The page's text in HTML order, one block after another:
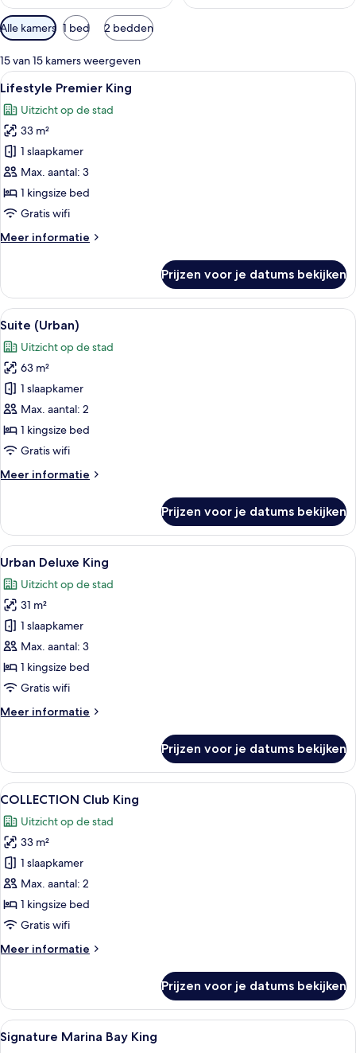
Beschikbare
filters
voor
kamers
Alle kamers 1 bed 2 bedden
15 van 15 kamers weergeven
Alle
foto's
voor
Lifestyle
Premier
King
laden
Een moderne hotelkamer met een
3
Lifestyle Premier King
Uitzicht op de stad
33 m²
1 slaapkamer
Max. aantal: 3
1 kingsize bed
Gratis wifi
Meer informatie
Meer
Premier
King
Prijzen voor je datums bekijken
Alle
foto's
voor
Suite
(Urban)
laden
Een moderne hotelkamer met een
8
Suite (Urban)
Uitzicht op de stad
63 m²
1 slaapkamer
Max. aantal: 2
1 kingsize bed
Gratis wifi
Meer informatie
Meer
(Urban)
Prijzen voor je datums bekijken
Alle
foto's
voor
Urban
Deluxe
King
laden
Een moderne hotelkamer met een
4
Urban Deluxe King
Uitzicht op de stad
31 m²
1 slaapkamer
Max. aantal: 3
1 kingsize bed
Gratis wifi
Meer informatie
Meer
Deluxe
King
Prijzen voor je datums bekijken
Alle
foto's
voor
COLLECTION
Club
King
laden
Een moderne hotelkamer met een
7
COLLECTION Club King
Uitzicht op de stad
33 m²
1 slaapkamer
Max. aantal: 2
1 kingsize bed
Gratis wifi
Meer informatie
Meer
Club
King
Prijzen voor je datums bekijken
Alle
foto's
Een moderne hotelkamer met een
3
Signature Marina Bay King